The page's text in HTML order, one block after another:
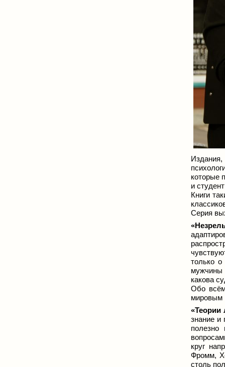
которые
и
Книги
Серия
только
мужчины
какова
Обо
мировым
«Теории
знание и
полезно
круг
Фромм,
столь